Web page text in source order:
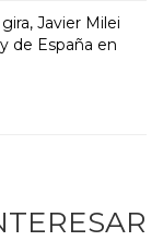
Javier Milei
de España en